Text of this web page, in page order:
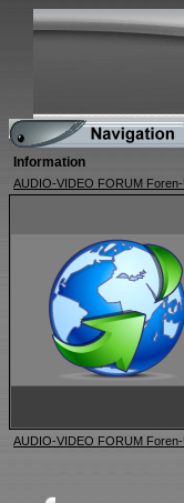
Information
AUDIO-VIDEO FORUM
AUDIO-VIDEO FORUM